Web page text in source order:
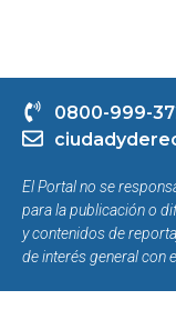
0800-999-
El Portal no se
para la publicación o
y contenidos de
de interés general con